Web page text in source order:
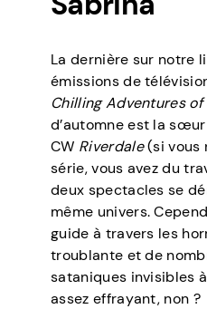
La dernière sur notre
émissions de
Chilling Adventures of
d’automne est la
CW Riverdale(si vous
série, vous avez du
deux spectacles se
même univers.
guide à travers les
troublante et de
sataniques invisibles à
assez effrayant, non ?